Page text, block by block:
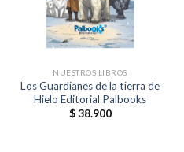
NUESTROS LIBROS
Los Guardianes de la tierra de
Hielo Editorial Palbooks
$38.900